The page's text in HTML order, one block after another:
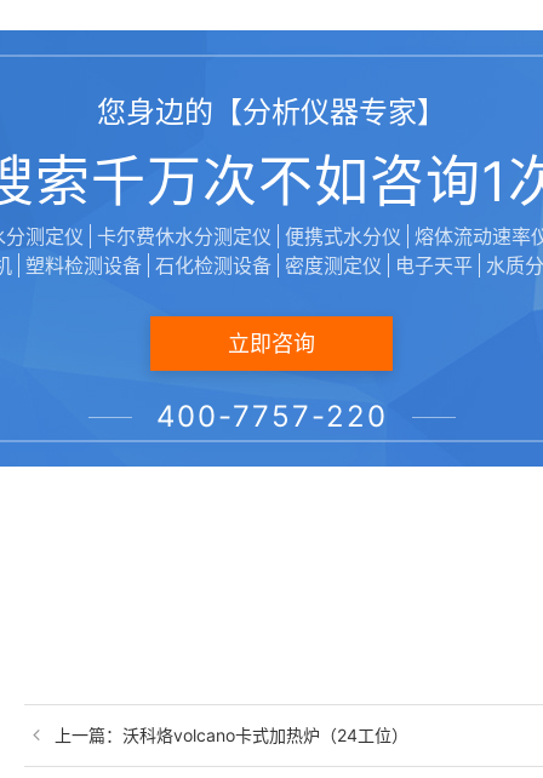
声明：本文由【维科美拓/VicoMeter】编辑上传发布，转载此文
上一篇： 沃科烙volcano卡式加热炉（24工位）
您身边的【分析仪器专家】
索千万次不如咨询1
分测定仪 卡尔费休水分测定仪 便携式水分仪 熔体流动速率
塑料检测设备 石化检测设备 密度测定仪 电子天平 水质
立即咨询
400-7757-220